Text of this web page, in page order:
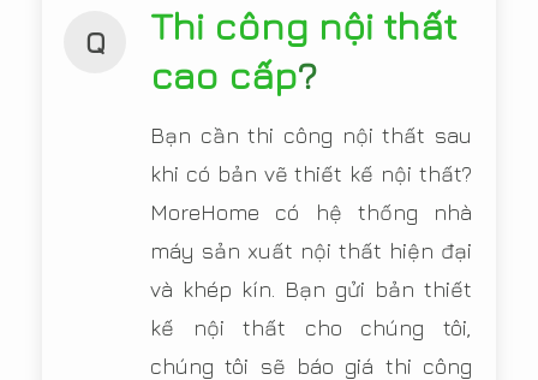
Q
Thi công nội thất
cao cấp?
Bạn cần thi công nội thất sau
khi có bản vẽ thiết kế nội thất?
MoreHome có hệ thống nhà
máy sản xuất nội thất hiện đại
và khép kín. Bạn gửi bản thiết
kế nội thất cho chúng tôi,
chúng tôi sẽ báo giá thi công